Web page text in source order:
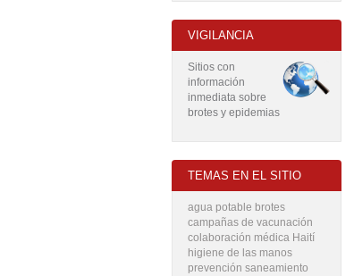
VIGILANCIA
Sitios con
información
inmediata sobre
brotes y epidemias
TEMAS EN EL SITIO
agua potable brotes
campañas de vacunación
colaboración médica Haití
higiene de las manos
prevención saneamiento